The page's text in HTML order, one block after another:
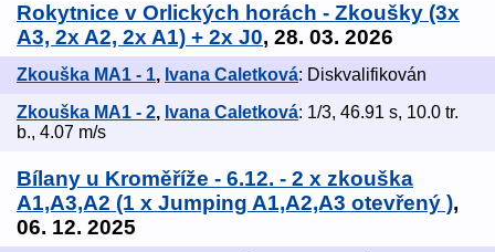
Rokytnice v Orlických horách - Zkoušky (3x
A3, 2x A2, 2x A1) + 2x J0, 28. 03. 2026
Zkouška MA1 - 1, Ivana Caletková: Diskvalifikován
Zkouška MA1 - 2, Ivana Caletková: 1/3, 46.91 s, 10.0 tr.
b., 4.07 m/s
Bílany u Kroměříže - 6.12. - 2 x zkouška
A1,A3,A2 (1 x Jumping A1,A2,A3 otevřený ),
06. 12. 2025